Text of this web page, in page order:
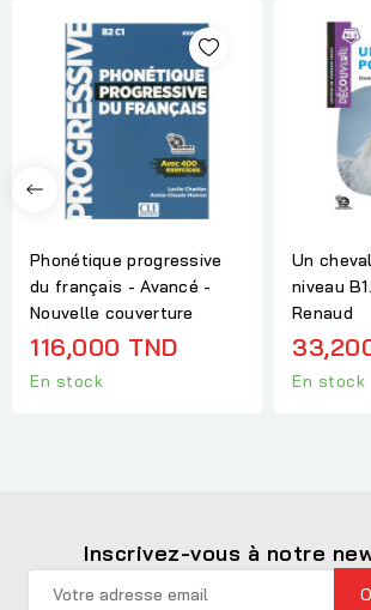
Phonétique progressive
du français - Avancé -
Nouvelle couverture
116,000 TND
En stock
Un
niveau
Renaud
En stock
Inscrivez-vous à notre